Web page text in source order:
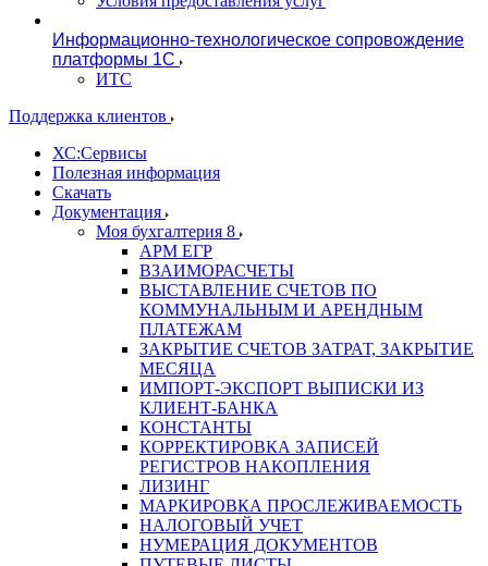
Информационно-технологическое сопровождение
платформы 1С
ИТС
Поддержка клиентов
ХС:Сервисы
Полезная информация
Скачать
Документация
Моя бухгалтерия 8
АРМ ЕГР
ВЗАИМОРАСЧЕТЫ
ВЫСТАВЛЕНИЕ СЧЕТОВ ПО
КОММУНАЛЬНЫМ И АРЕНДНЫМ
ПЛАТЕЖАМ
ЗАКРЫТИЕ СЧЕТОВ ЗАТРАТ, ЗАКРЫТИЕ
МЕСЯЦА
ИМПОРТ-ЭКСПОРТ ВЫПИСКИ ИЗ
КЛИЕНТ-БАНКА
КОНСТАНТЫ
КОРРЕКТИРОВКА ЗАПИСЕЙ
РЕГИСТРОВ НАКОПЛЕНИЯ
ЛИЗИНГ
МАРКИРОВКА ПРОСЛЕЖИВАЕМОСТЬ
НАЛОГОВЫЙ УЧЕТ
НУМЕРАЦИЯ ДОКУМЕНТОВ